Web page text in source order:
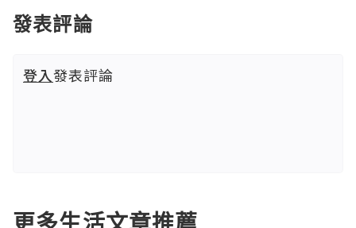
發表評論
登入發表評論